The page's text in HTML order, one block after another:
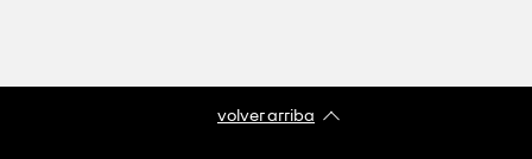
volver arriba